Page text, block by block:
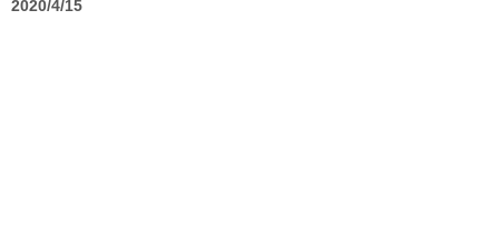
2020/4/15